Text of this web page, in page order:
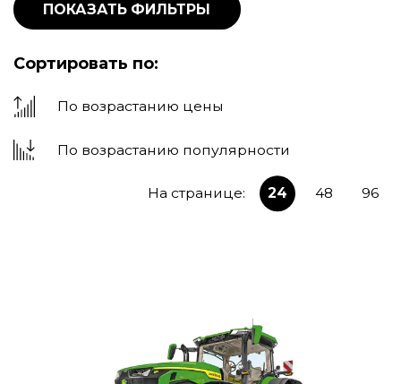
ПОКАЗАТЬ ФИЛЬТРЫ
Сортировать по:
По возрастанию цены
По возрастанию популярности
На странице: 24 48 96